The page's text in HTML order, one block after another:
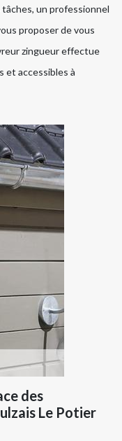
un professionnel
proposer de vous
zingueur effectue
et accessibles à
des
Le Potier